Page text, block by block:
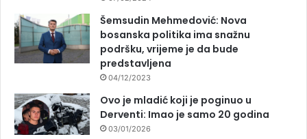
Šemsudin Mehmedović: Nova
bosanska politika ima snažnu
podršku, vrijeme je da bude
predstavljena
04/12/2023
Ovo je mladić koji je poginuo u
Derventi: Imao je samo 20 godina
03/01/2026